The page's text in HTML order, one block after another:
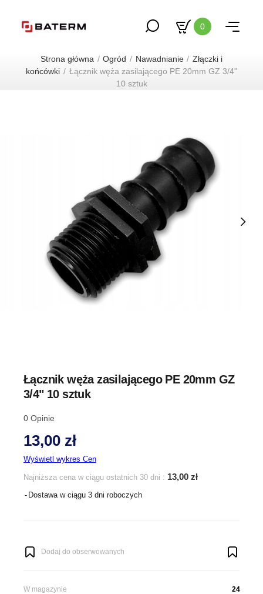
0
Strona główna Ogród Nawadnianie
Złączki i
końcówki
Łącznik węża zasilającego PE 20mm GZ 3/4"
10 sztuk
Łącznik węża zasilającego PE 20mm GZ
3/4" 10 sztuk
0 Opinie
13,00 zł
Wyświetl wykres Cen
Najniższa cena w ciągu ostatnich 30 dni : 13,00 zł
Dostawa w ciągu 3 dni roboczych
Dodaj do obserwowanych
W magazynie
24